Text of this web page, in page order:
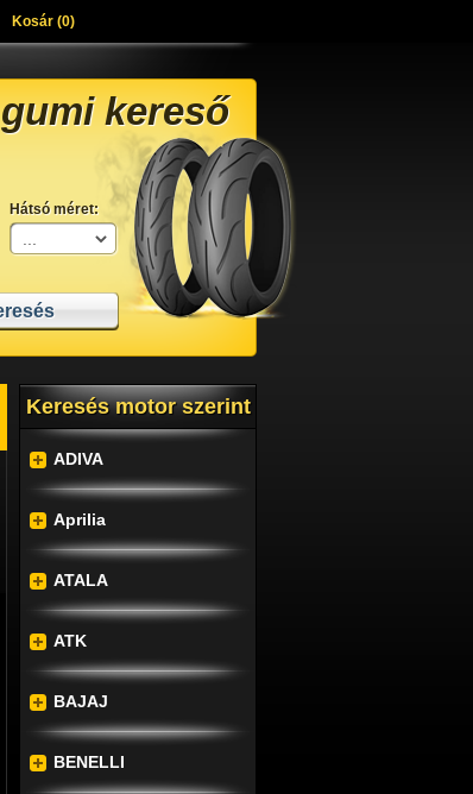
Kosár (0)
kereső
Hátsó méret:
Keresés motor szerint
ADIVA
Aprilia
ATALA
ATK
BAJAJ
BENELLI